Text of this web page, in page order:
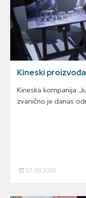
Kineski
Kineska kompanija
zvanično je danas
07.08.2026